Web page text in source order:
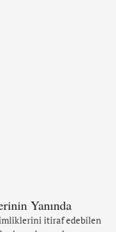
Yanında
itiraf edebilen